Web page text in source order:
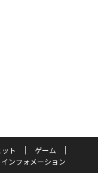
ト
ゲーム
インフォメーション